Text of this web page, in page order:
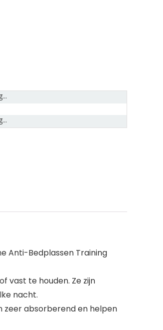
Anti-Bedplassen Training
vast te houden. Ze zijn
nacht.
zeer absorberend en helpen